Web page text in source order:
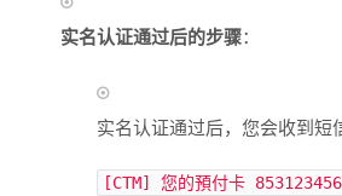
实名认证通过后的步骤：
实名认证通过后，您会收到短
[CTM] 您的預付卡